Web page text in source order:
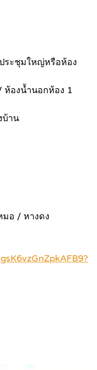
ระชุมใหญ่หรือห้อง
ห้องน้ำนอกห้อง 1
บ้าน
มอ / หางดง